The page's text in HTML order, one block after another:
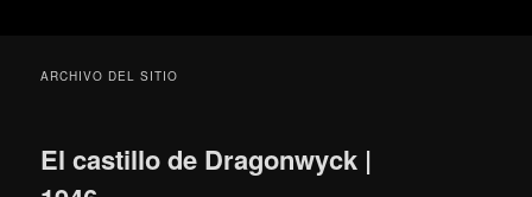
ARCHIVO DEL SITIO
El castillo de Dragonwyck |